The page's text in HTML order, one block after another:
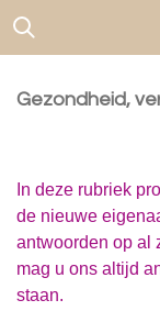
Ga
de
Gezondheid,
In deze rubriek
de nieuwe
antwoorden op al
mag u ons altijd
staan.